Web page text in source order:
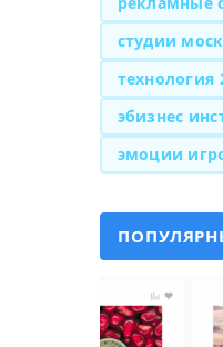
студии
технология
эбизнес
эмоции